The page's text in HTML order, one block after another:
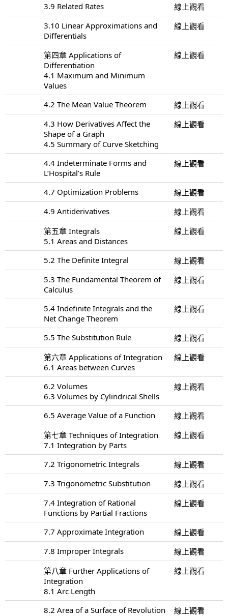
3.9 Related Rates
線上觀看
3.10 Linear Approximations and
Differentials
線上觀看
第四章 Applications of
Differentiation
4.1 Maximum and Minimum
Values
線上觀看
4.2 The Mean Value Theorem
線上觀看
4.3 How Derivatives Affect the
Shape of a Graph
4.5 Summary of Curve Sketching
線上觀看
4.4 Indeterminate Forms and
L’Hospital’s Rule
線上觀看
4.7 Optimization Problems
線上觀看
4.9 Antiderivatives
線上觀看
第五章 Integrals
5.1 Areas and Distances
線上觀看
5.2 The Definite Integral
線上觀看
5.3 The Fundamental Theorem of
Calculus
線上觀看
5.4 Indefinite Integrals and the
Net Change Theorem
線上觀看
5.5 The Substitution Rule
線上觀看
第六章 Applications of Integration
6.1 Areas between Curves
線上觀看
6.2 Volumes
6.3 Volumes by Cylindrical Shells
線上觀看
6.5 Average Value of a Function
線上觀看
第七章 Techniques of Integration
7.1 Integration by Parts
線上觀看
7.2 Trigonometric Integrals
線上觀看
7.3 Trigonometric Substitution
線上觀看
7.4 Integration of Rational
Functions by Partial Fractions
線上觀看
7.7 Approximate Integration
線上觀看
7.8 Improper Integrals
線上觀看
第八章 Further Applications of
Integration
8.1 Arc Length
線上觀看
8.2 Area of a Surface of Revolution
線上觀看